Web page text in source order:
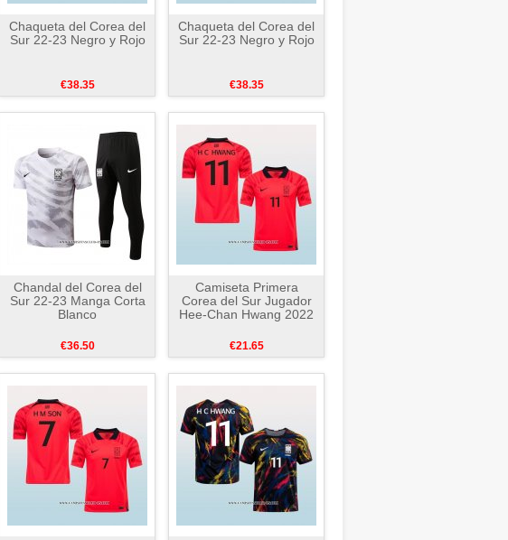
Chaqueta del Corea del
Sur 22-23 Negro y Rojo
€38.35
Chaqueta del Corea del
Sur 22-23 Negro y Rojo
€38.35
Chandal del Corea del
Sur 22-23 Manga Corta
Blanco
€36.50
Camiseta Primera
Corea del Sur Jugador
Hee-Chan Hwang 2022
€21.65